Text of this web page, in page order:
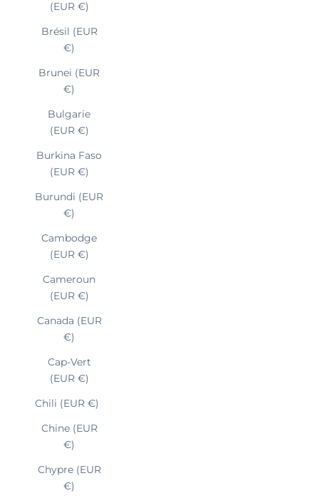
(EUR €)
Brésil (EUR
€)
Brunei (EUR
€)
Bulgarie
(EUR €)
Burkina Faso
(EUR €)
Burundi (EUR
€)
Cambodge
(EUR €)
Cameroun
(EUR €)
Canada (EUR
€)
Cap-Vert
(EUR €)
Chili (EUR €)
Chine (EUR
€)
Chypre (EUR
€)